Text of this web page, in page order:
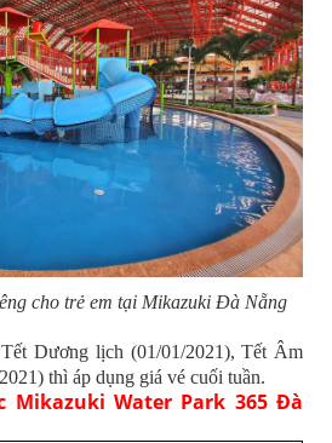
cho trẻ em tại Mikazuki Đà Nẵng
Dương lịch (01/01/2021), Tết Âm
thì áp dụng giá vé cuối tuần.
Mikazuki Water Park 365 Đà